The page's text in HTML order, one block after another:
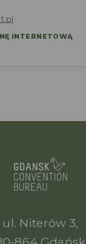
INTERNETOWĄ
ul. Niterów 3,